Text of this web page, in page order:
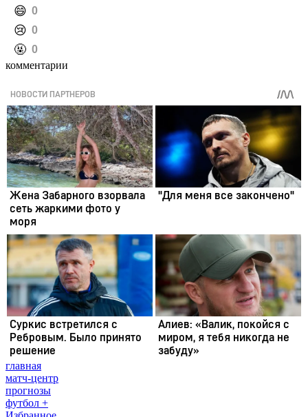
️😄 0
️😢 0
️🤬 0
комментарии
главная
матч-центр
прогнозы
футбол +